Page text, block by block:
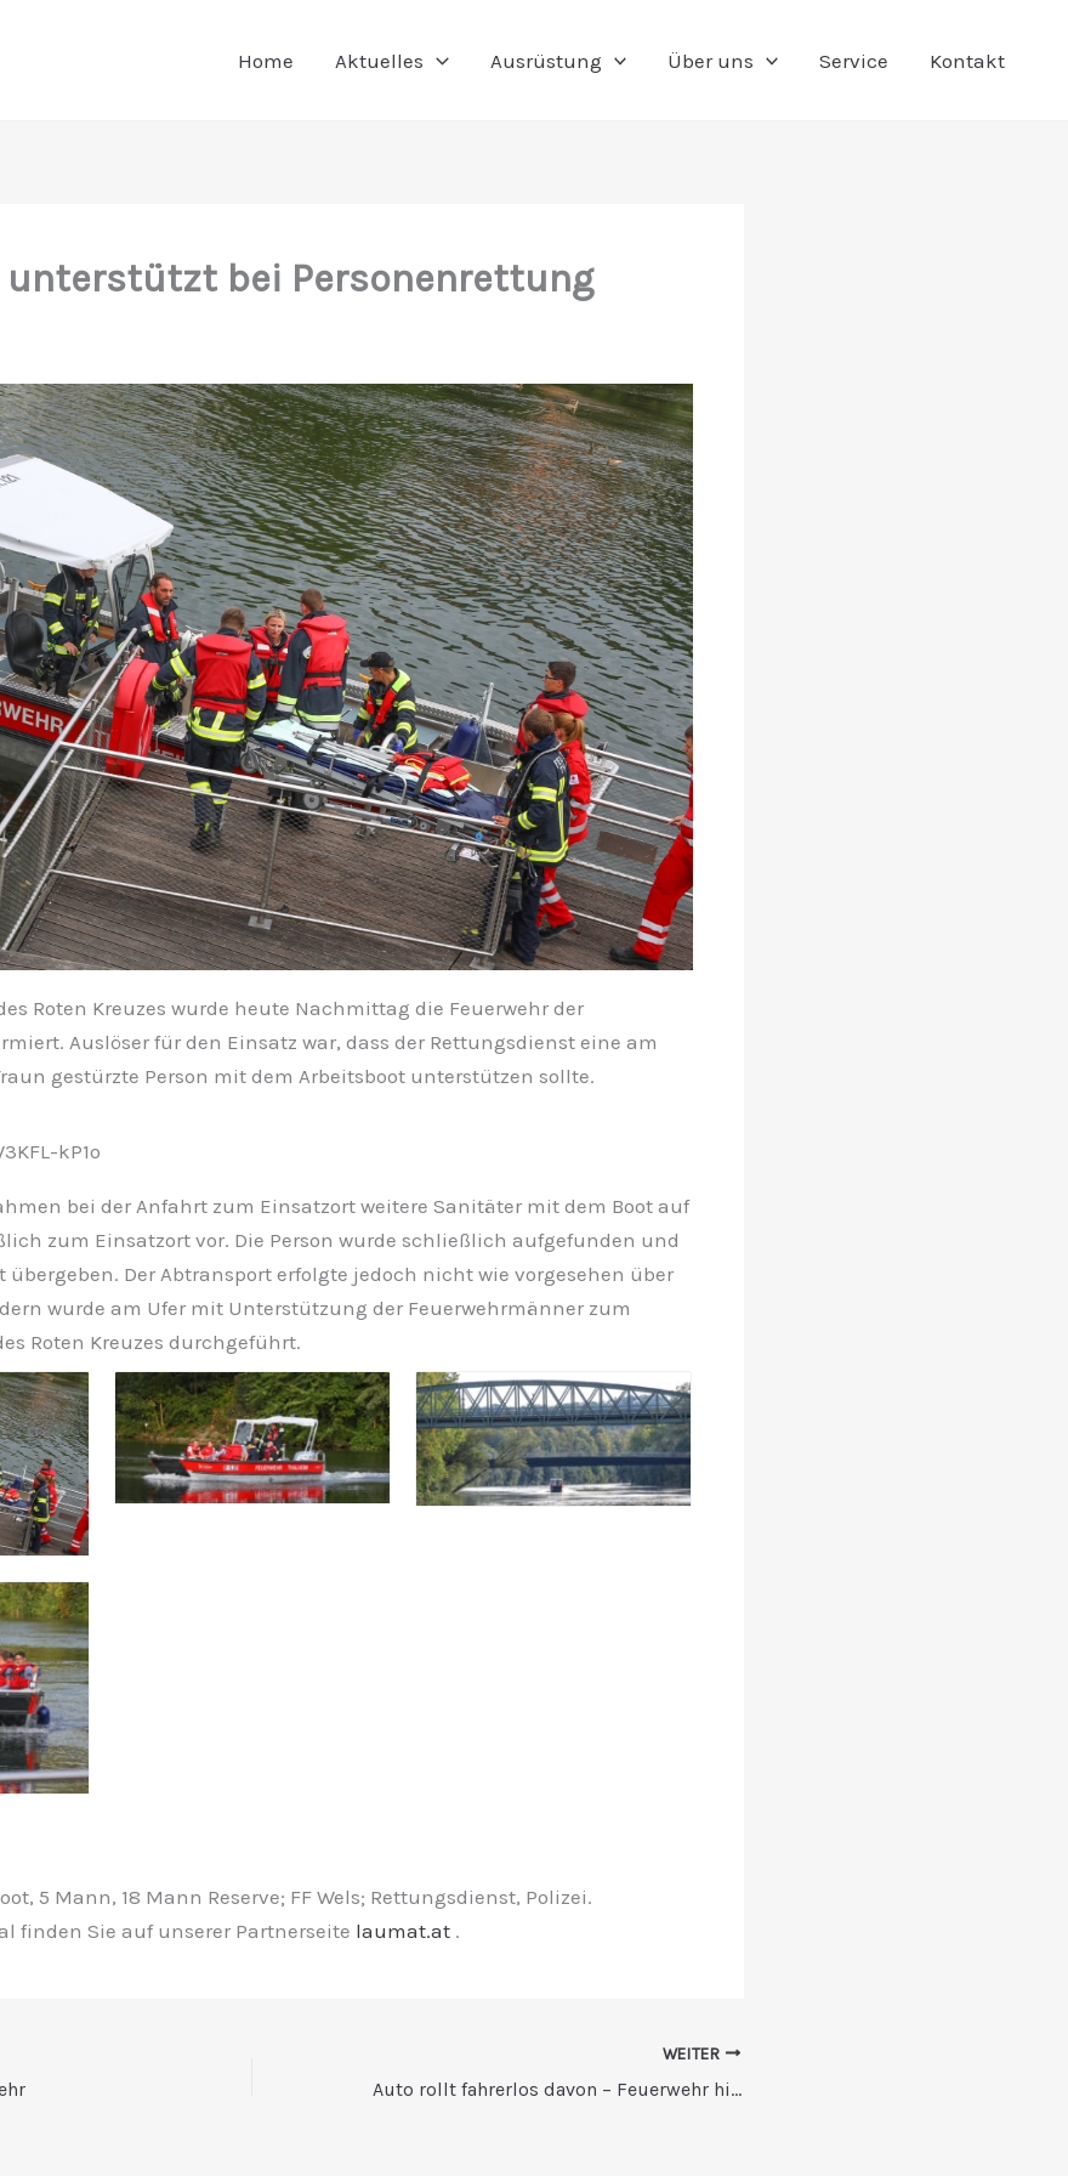
Home Aktuelles Ausrüstung Über uns Service Kontakt
unterstützt bei Personenrettung
Roten Kreuzes wurde heute Nachmittag die Feuerwehr der
Auslöser für den Einsatz war, dass der Rettungsdienst eine am
gestürzte Person mit dem Arbeitsboot unterstützen sollte.
kP1o
bei der Anfahrt zum Einsatzort weitere Sanitäter mit dem Boot auf
zum Einsatzort vor. Die Person wurde schließlich aufgefunden und
Der Abtransport erfolgte jedoch nicht wie vorgesehen über
wurde am Ufer mit Unterstützung der Feuerwehrmänner zum
Roten Kreuzes durchgeführt.
5 Mann, 18 Mann Reserve; FF Wels; Rettungsdienst, Polizei.
finden Sie auf unserer Partnerseite laumat.at.
WEITER
Auto rollt fahrerlos davon – Feuerwehr hilft